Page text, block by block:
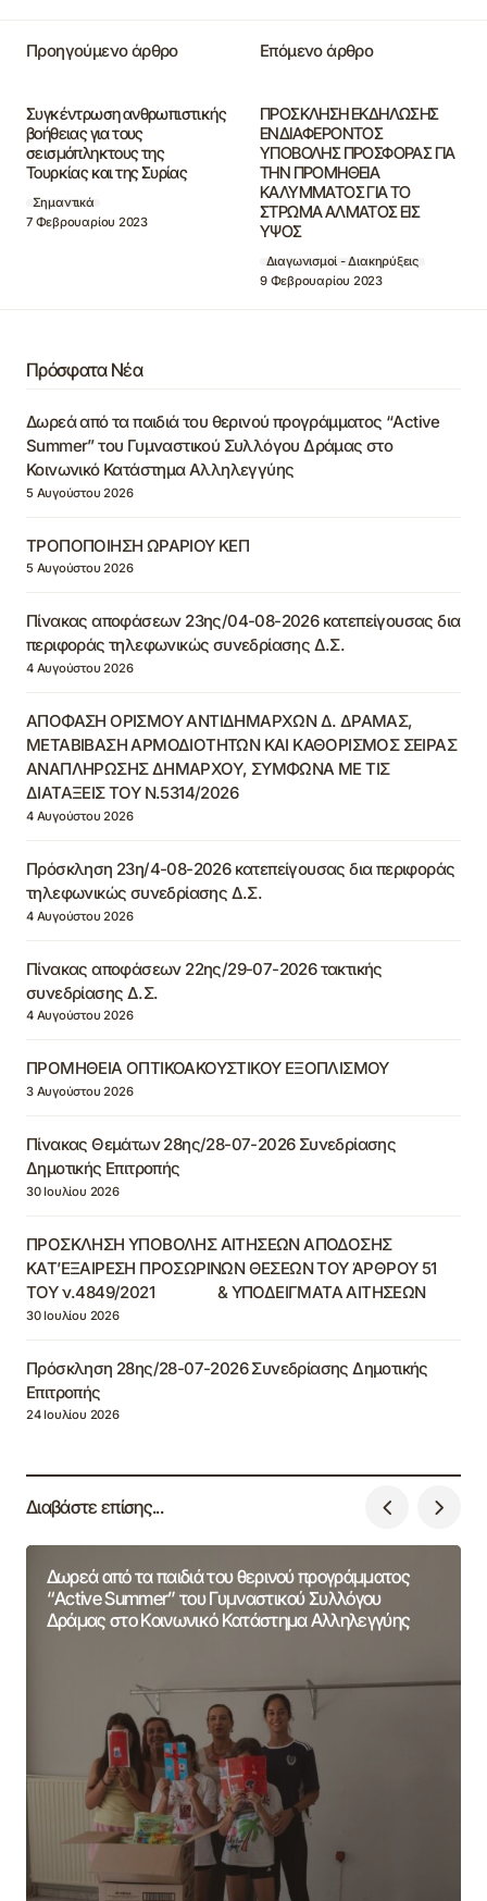
Προηγούμενο άρθρο
Συγκέντρωση ανθρωπιστικής
βοήθειας για τους
σεισμόπληκτους της
Τουρκίας και της Συρίας
Σημαντικά
7 Φεβρουαρίου 2023
Επόμενο άρθρο
ΠΡΟΣΚΛΗΣΗ ΕΚΔΗΛΩΣΗΣ
ΕΝΔΙΑΦΕΡΟΝΤΟΣ
ΥΠΟΒΟΛΗΣ ΠΡΟΣΦΟΡΑΣ ΓΙΑ
ΤΗΝ ΠΡΟΜΗΘΕΙΑ
ΚΑΛΥΜΜΑΤΟΣ ΓΙΑ ΤΟ
ΣΤΡΩΜΑ ΑΛΜΑΤΟΣ ΕΙΣ
ΥΨΟΣ
Διαγωνισμοί - Διακηρύξεις
9 Φεβρουαρίου 2023
Πρόσφατα Νέα
Δωρεά από τα παιδιά του θερινού προγράμματος “Active
Summer” του Γυμναστικού Συλλόγου Δράμας στο
Κοινωνικό Κατάστημα Αλληλεγγύης
5 Αυγούστου 2026
ΤΡΟΠΟΠΟΙΗΣΗ ΩΡΑΡΙΟΥ ΚΕΠ
5 Αυγούστου 2026
Πίνακας αποφάσεων 23ης/04-08-2026 κατεπείγουσας δια
περιφοράς τηλεφωνικώς συνεδρίασης Δ.Σ.
4 Αυγούστου 2026
ΑΠΟΦΑΣΗ ΟΡΙΣΜΟΥ ΑΝΤΙΔΗΜΑΡΧΩΝ Δ. ΔΡΑΜΑΣ,
ΜΕΤΑΒΙΒΑΣΗ ΑΡΜΟΔΙΟΤΗΤΩΝ ΚΑΙ ΚΑΘΟΡΙΣΜΟΣ ΣΕΙΡΑΣ
ΑΝΑΠΛΗΡΩΣΗΣ ΔΗΜΑΡΧΟΥ, ΣΥΜΦΩΝΑ ΜΕ ΤΙΣ
ΔΙΑΤΑΞΕΙΣ ΤΟΥ Ν.5314/2026
4 Αυγούστου 2026
Πρόσκληση 23η/4-08-2026 κατεπείγουσας δια περιφοράς
τηλεφωνικώς συνεδρίασης Δ.Σ.
4 Αυγούστου 2026
Πίνακας αποφάσεων 22ης/29-07-2026 τακτικής
συνεδρίασης Δ.Σ.
4 Αυγούστου 2026
ΠΡΟΜΗΘΕΙΑ ΟΠΤΙΚΟΑΚΟΥΣΤΙΚΟΥ ΕΞΟΠΛΙΣΜΟΥ
3 Αυγούστου 2026
Πίνακας Θεμάτων 28ης/28-07-2026 Συνεδρίασης
Δημοτικής Επιτροπής
30 Ιουλίου 2026
ΠΡΟΣΚΛΗΣΗ ΥΠΟΒΟΛΗΣ ΑΙΤΗΣΕΩΝ ΑΠΟΔΟΣΗΣ
ΚΑΤ’ΕΞΑΙΡΕΣΗ ΠΡΟΣΩΡΙΝΩΝ ΘΕΣΕΩΝ ΤΟΥ ΆΡΘΡΟΥ 51
ΤΟΥ ν.4849/2021 & ΥΠΟΔΕΙΓΜΑΤΑ ΑΙΤΗΣΕΩΝ
30 Ιουλίου 2026
Πρόσκληση 28ης/28-07-2026 Συνεδρίασης Δημοτικής
Επιτροπής
24 Ιουλίου 2026
Διαβάστε επίσης...
Δωρεά από τα παιδιά του θερινού προγράμματος
“Active Summer” του Γυμναστικού Συλλόγου
Δράμας στο Κοινωνικό Κατάστημα Αλληλεγγύης